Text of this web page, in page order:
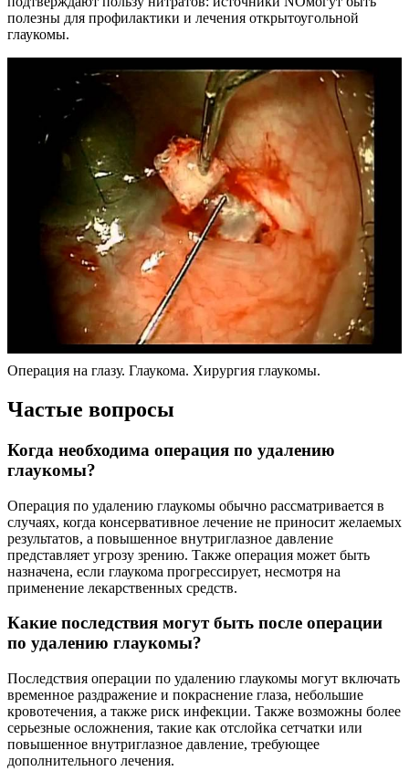
полезны для профилактики и лечения открытоугольной
глаукомы.
Операция на глазу. Глаукома. Хирургия глаукомы.
Частые вопросы
Когда необходима операция по удалению
глаукомы?
Операция по удалению глаукомы обычно рассматривается в
случаях, когда консервативное лечение не приносит желаемых
результатов, а повышенное внутриглазное давление
представляет угрозу зрению. Также операция может быть
назначена, если глаукома прогрессирует, несмотря на
применение лекарственных средств.
Какие последствия могут быть после операции
по удалению глаукомы?
Последствия операции по удалению глаукомы могут включать
временное раздражение и покраснение глаза, небольшие
кровотечения, а также риск инфекции. Также возможны более
серьезные осложнения, такие как отслойка сетчатки или
повышенное внутриглазное давление, требующее
дополнительного лечения.